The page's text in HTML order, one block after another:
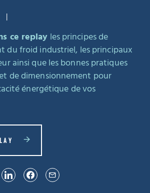
ce replay les principes de
du froid industriel, les principaux
ainsi que les bonnes pratiques
de dimensionnement pour
énergétique de vos